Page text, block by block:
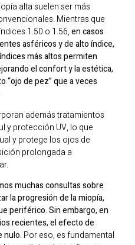
alta suelen ser más
Mientras que
1.50 o 1.56,en casos
asféricos y de alto índice,
más altos permiten
el confort y la estética,
“ojo de pez” que a veces
además tratamientos
y protección UV, lo que
y protege los ojos de
prolongada a
muchas consultas sobre
la progresión de la miopía,
periférico. Sin embargo, en
recientes, el efecto de
nulo. Por eso, es fundamental